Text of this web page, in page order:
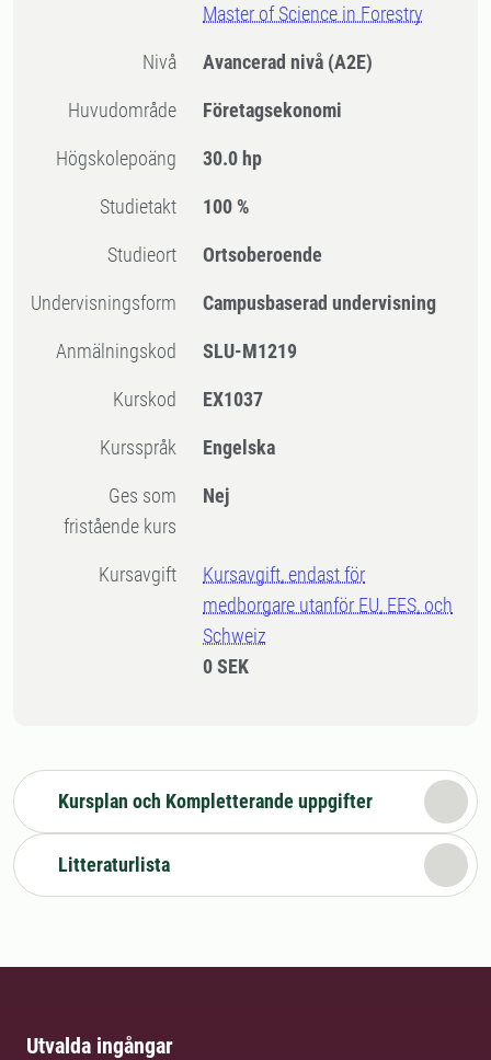
Master of Science in Forestry
Nivå Avancerad nivå (A2E)
Huvudområde Företagsekonomi
högskolepoäng 30.0 hp
Studietakt 100 %
Studieort Ortsoberoende
Undervisningsform Campusbaserad undervisning
Anmälningskod SLU-M1219
Kurskod EX1037
Kursspråk Engelska
Ges som
fristående kurs
Nej
Kursavgift
Kursavgift, endast för
medborgare utanför EU, EES, och
Schweiz
0 SEK
Kursplan och Kompletterande uppgifter
Litteraturlista
Utvalda ingångar